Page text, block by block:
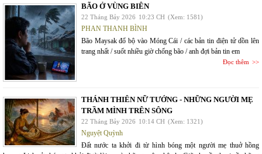
BÃO Ở VÙNG BIÊN
22 Tháng Bảy 2026 10:23 CH (Xem: 1581)
PHAN THANH BÌNH
Bão Maysak đổ bộ vào Móng Cái / các bản tin điện tử dồn lên
trang nhất / suốt nhiều giờ chống bão / anh đợi bản tin em
Đọc thêm
THÁNH THIÊN NỮ TƯỚNG - NHỮNG NGƯỜI MẸ
TRẦM MÌNH TRÊN SÔNG
22 Tháng Bảy 2026 10:14 CH (Xem: 1321)
Nguyệt Quỳnh
Đất nước ta khởi đi từ hình bóng một người mẹ thuở hồng